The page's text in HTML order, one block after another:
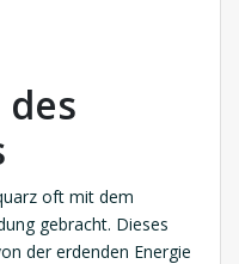
oft mit dem
gebracht. Dieses
der erdenden Energie